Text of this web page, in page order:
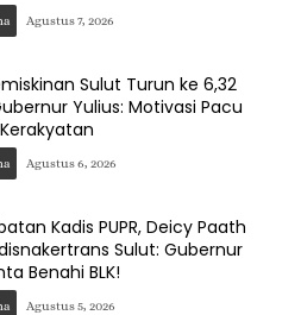
Agustus 7, 2026
Sulut Turun ke 6,32
Yulius: Motivasi Pacu
Agustus 6, 2026
Kadis PUPR, Deicy Paath
Sulut: Gubernur
Benahi BLK!
Agustus 5, 2026